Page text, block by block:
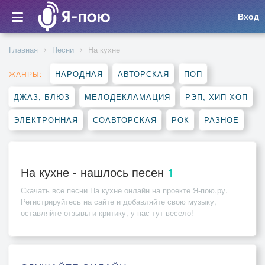
Вход
Главная Песни На кухне
ЖАНРЫ: НАРОДНАЯ АВТОРСКАЯ ПОП
ДЖАЗ, БЛЮЗ МЕЛОДЕКЛАМАЦИЯ РЭП, ХИП-ХОП
ЭЛЕКТРОННАЯ СОАВТОРСКАЯ РОК РАЗНОЕ
На кухне - нашлось песен 1
Скачать все песни На кухне онлайн на проекте Я-пою.ру.
Регистрируйтесь на сайте и добавляйте свою музыку,
оставляйте отзывы и критику, у нас тут весело!